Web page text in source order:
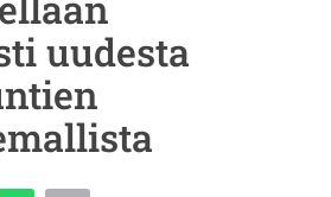
uudesta